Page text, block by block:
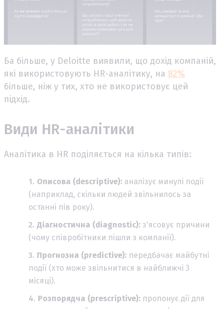
Ба більше, у Deloitte виявили, що дохід компаній,
які використовують HR-аналітику, на 82%
більше, ніж у тих, хто не використовує цей
підхід.
Види HR-аналітики
Аналітика в HR поділяється на кілька типів:
Описова (descriptive): аналізує минулі події
(наприклад, скільки людей звільнилось за
останні пів року).
Діагностична (diagnostic): з'ясовує причини
(чому співробітники пішли з компанії).
Прогнозна (predictive): передбачає майбутні
події (хто може звільнитися в найближчі 3
місяці).
Розпорядча (prescriptive): пропонує дії для